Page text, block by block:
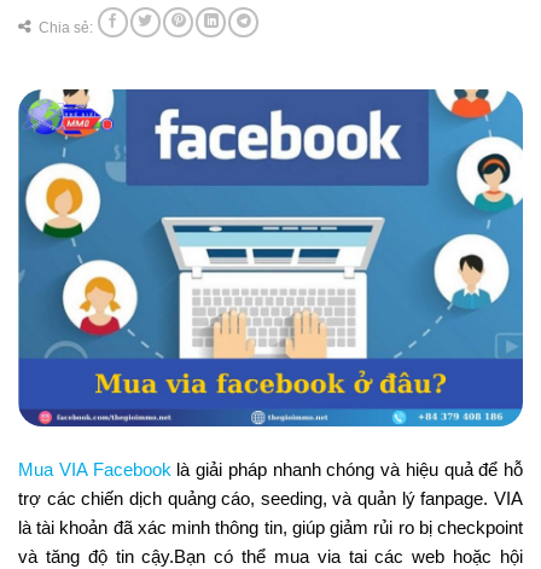
Chia sẻ:
Mua VIA Facebook là giải pháp nhanh chóng và hiệu quả để hỗ
trợ các chiến dịch quảng cáo, seeding, và quản lý fanpage. VIA
là tài khoản đã xác minh thông tin, giúp giảm rủi ro bị checkpoint
và tăng độ tin cậy.Bạn có thể mua via tai các web hoặc hội